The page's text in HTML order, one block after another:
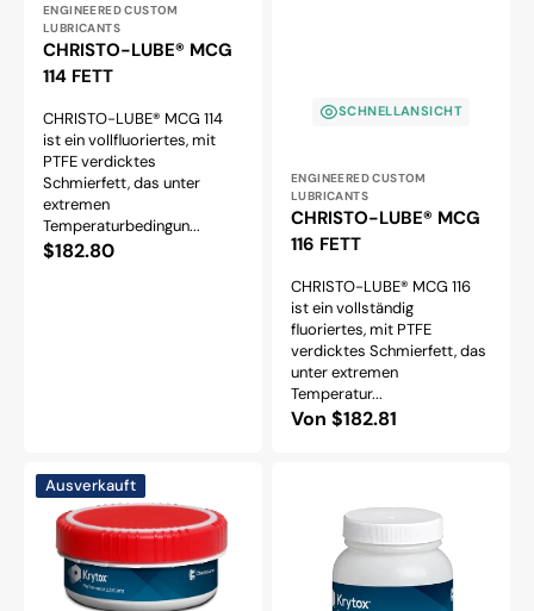
Anbieter:
ENGINEERED CUSTOM
LUBRICANTS
CHRISTO-LUBE® MCG
114 FETT
CHRISTO-LUBE® MCG 114
ist ein vollfluoriertes, mit
PTFE verdicktes
Schmierfett, das unter
extremen
Temperaturbedingun...
Normaler
$182.80
SCHNELLANSICHT
Anbieter:
ENGINEERED CUSTOM
LUBRICANTS
CHRISTO-LUBE® MCG
116 FETT
CHRISTO-LUBE® MCG 116
ist ein vollständig
fluoriertes, mit PTFE
verdicktes Schmierfett, das
unter extremen
Temperatur...
Normaler
Von $182.81
KRYTOX
XHT-
FETT
Ausverkauft